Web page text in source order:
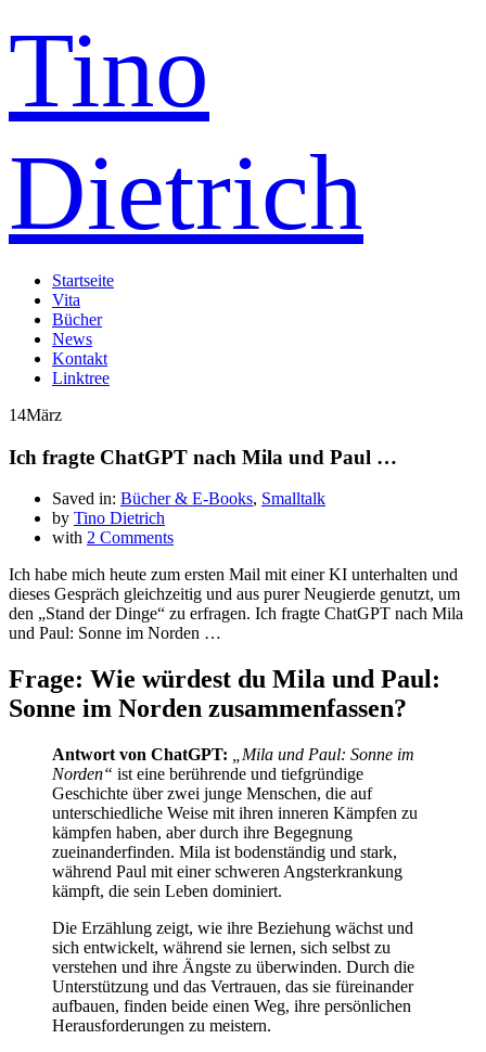
Tino
Dietrich
Startseite
Vita
Bücher
News
Kontakt
Linktree
14März
Ich fragte ChatGPT nach Mila und Paul …
Saved in: Bücher & E-Books, Smalltalk
by Tino Dietrich
with 2 Comments
Ich habe mich heute zum ersten Mail mit einer KI unterhalten und
dieses Gespräch gleichzeitig und aus purer Neugierde genutzt, um
den „Stand der Dinge“ zu erfragen. Ich fragte ChatGPT nach Mila
und Paul: Sonne im Norden …
Frage: Wie würdest du Mila und Paul:
Sonne im Norden zusammenfassen?
Antwort von ChatGPT:
„Mila und Paul: Sonne im
Norden“ ist eine berührende und tiefgründige
Geschichte über zwei junge Menschen, die auf
unterschiedliche Weise mit ihren inneren Kämpfen zu
kämpfen haben, aber durch ihre Begegnung
zueinanderfinden. Mila ist bodenständig und stark,
während Paul mit einer schweren Angsterkrankung
kämpft, die sein Leben dominiert.
Die Erzählung zeigt, wie ihre Beziehung wächst und
sich entwickelt, während sie lernen, sich selbst zu
verstehen und ihre Ängste zu überwinden. Durch die
Unterstützung und das Vertrauen, das sie füreinander
aufbauen, finden beide einen Weg, ihre persönlichen
Herausforderungen zu meistern.